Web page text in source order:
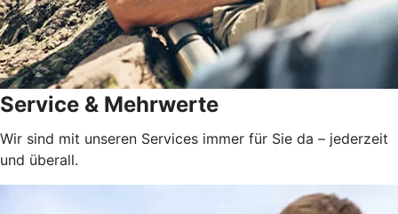
Service & Mehrwerte
Wir sind mit unseren Services immer für Sie da – jederzeit
und überall.